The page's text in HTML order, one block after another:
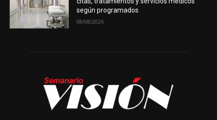
según programados
08/08/2026